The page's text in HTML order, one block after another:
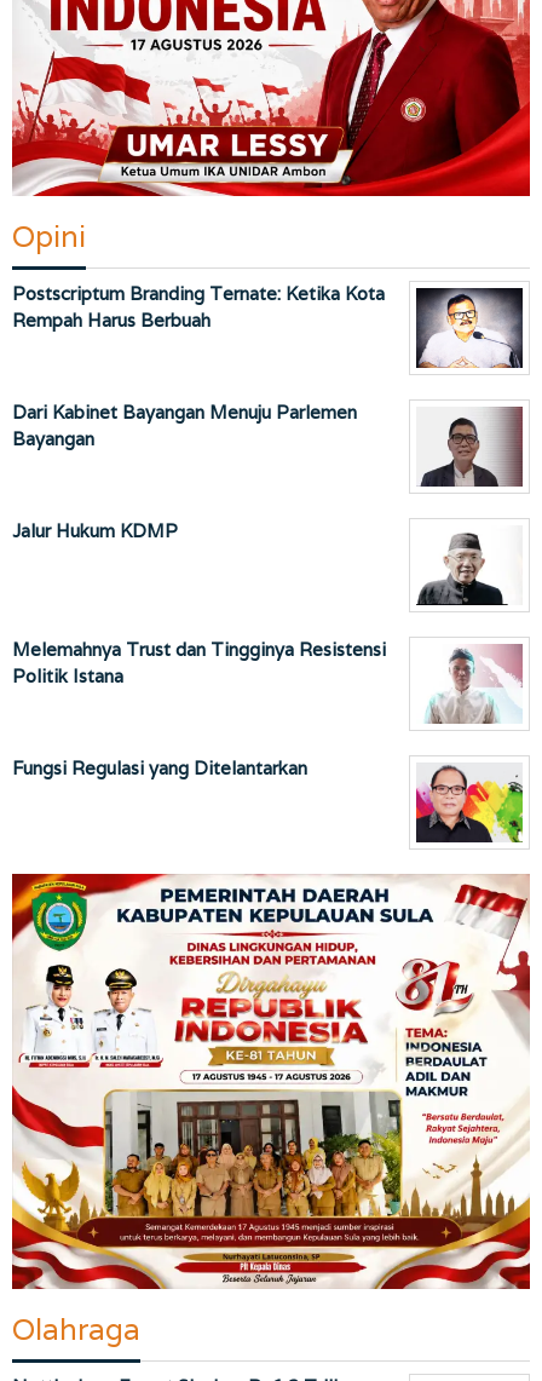
Opini
Postscriptum Branding Ternate: Ketika Kota
Rempah Harus Berbuah
Dari Kabinet Bayangan Menuju Parlemen
Bayangan
Jalur Hukum KDMP
Melemahnya Trust dan Tingginya Resistensi
Politik Istana
Fungsi Regulasi yang Ditelantarkan
Olahraga